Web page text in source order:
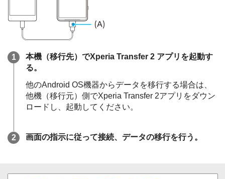
本機（移行先）でXperia Transfer 2 アプリを起動す
る。
他のAndroid OS機器からデータを移行する場合は、
他機（移行元）側でXperia Transfer 2アプリをダウン
ロードし、起動してください。
画面の指示に従って接続、データの移行を行う。